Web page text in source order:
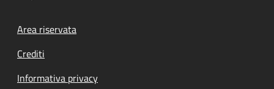
Footer menu
Area riservata
Crediti
Informativa privacy